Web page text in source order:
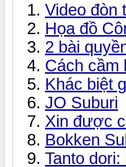
Video đòn
Họa đồ
2 bài
Cách cầm
Khác biệt
JO Suburi
Xin được
Bokken
Tanto